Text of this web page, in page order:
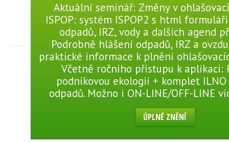
Aktuální seminář: Změny v
ISPOP: systém ISPOP2 s html
odpadů, IRZ, vody a dalších agend
Podrobně hlášení odpadů, IRZ a
praktické informace k plnění
Včetně ročního přístupu k aplikaci:
podnikovou ekologií + komplet
odpadů. Možno i ON-LINE/OFF-LINE
ÚPLNÉ ZNĚNÍ